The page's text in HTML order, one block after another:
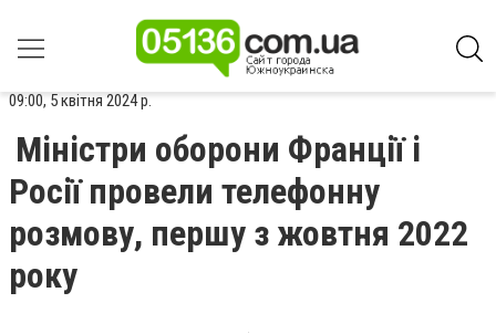
09:00, 5 квітня 2024 р.
Міністри оборони Франції і
Росії провели телефонну
розмову, першу з жовтня 2022
року